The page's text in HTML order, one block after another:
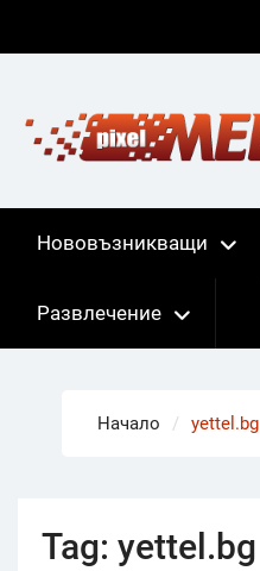
Нововъзникващи
Развлечение
Начало yettel.bg
Tag: yettel.bg